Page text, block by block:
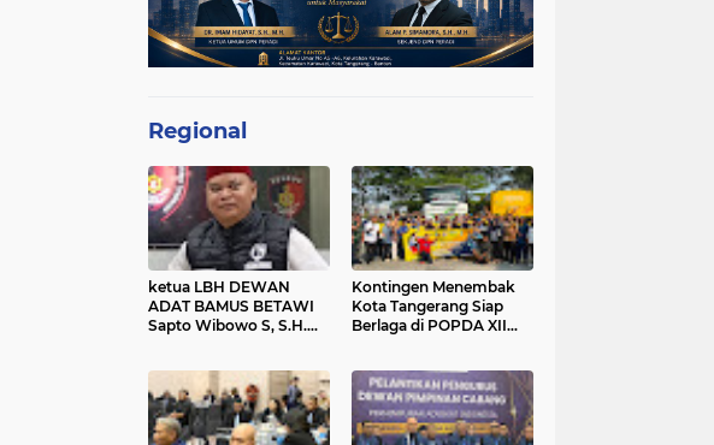
Regional
ketua LBH DEWAN
ADAT BAMUS BETAWI
Sapto Wibowo S, S.H.
Statement di Media
Kontingen Menembak
Kota Tangerang Siap
Berlaga di POPDA XII